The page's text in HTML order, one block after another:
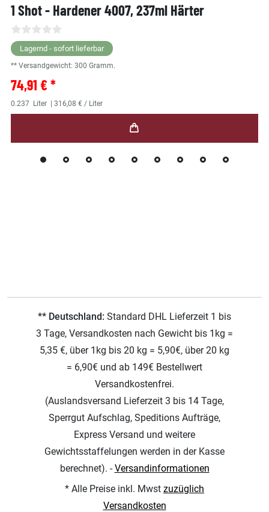
1 Shot - Hardener 4007, 237ml Härter
Lagernd - sofort lieferbar
** Versandgewicht: 300 Gramm.
74,91 € *
0.237 Liter | 316,08 € / Liter
** Deutschland: Standard DHL Lieferzeit 1 bis
3 Tage, Versandkosten nach Gewicht bis 1kg =
5,35 €, über 1kg bis 20 kg = 5,90€, über 20 kg
= 6,90€ und ab 149€ Bestellwert
Versandkostenfrei.
(Auslandsversand Lieferzeit 3 bis 14 Tage,
Sperrgut Aufschlag, Speditions Aufträge,
Express Versand und weitere
Gewichtsstaffelungen werden in der Kasse
berechnet). -Versandinformationen
* Alle Preise inkl. Mwst zuzüglich
Versandkosten